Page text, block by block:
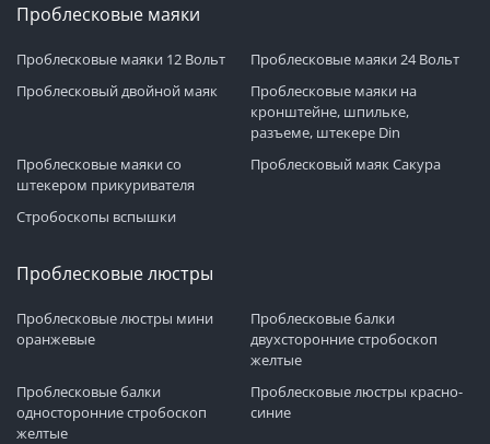
Проблесковые маяки
Проблесковые маяки 12 Вольт
Проблесковые маяки 24 Вольт
Проблесковый двойной маяк
Проблесковые маяки на
кронштейне, шпильке,
разъеме, штекере Din
Проблесковые маяки со
штекером прикуривателя
Проблесковый маяк Сакура
Стробоскопы вспышки
Проблесковые люстры
Проблесковые люстры мини
оранжевые
Проблесковые балки
двухсторонние стробоскоп
желтые
Проблесковые балки
односторонние стробоскоп
желтые
Проблесковые люстры красно-
синие